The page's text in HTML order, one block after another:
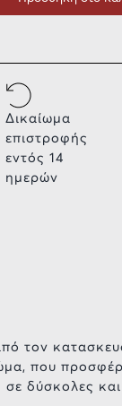
Δικαίωμα
επιστροφής
εντός 14
ημερών
τον
που
δύσκολες